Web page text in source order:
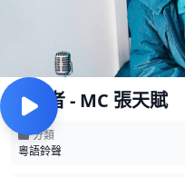
說謊者 - MC 張天賦
分類
粵語鈴聲